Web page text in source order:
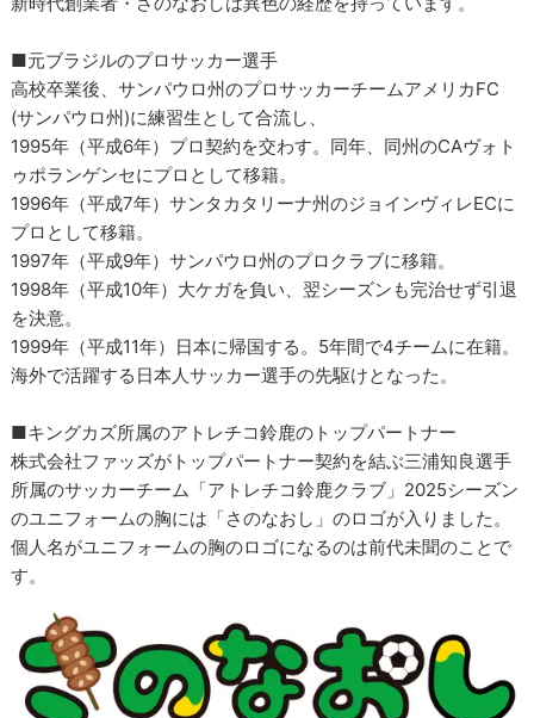
■元ブラジルのプロサッカー選手
高校卒業後、サンパウロ州のプロサッカーチームアメリカFC
(サンパウロ州)に練習生として合流し、
1995年（平成6年）プロ契約を交わす。同年、同州のCAヴォト
ゥポランゲンセにプロとして移籍。
1996年（平成7年）サンタカタリーナ州のジョインヴィレECに
プロとして移籍。
1997年（平成9年）サンパウロ州のプロクラブに移籍。
1998年（平成10年）大ケガを負い、翌シーズンも完治せず引退
を決意。
1999年（平成11年）日本に帰国する。5年間で4チームに在籍。
海外で活躍する日本人サッカー選手の先駆けとなった。
■キングカズ所属のアトレチコ鈴鹿のトップパートナー
株式会社ファッズがトップパートナー契約を結ぶ三浦知良選手
所属のサッカーチーム「アトレチコ鈴鹿クラブ」2025シーズン
のユニフォームの胸には「さのなおし」のロゴが入りました。
個人名がユニフォームの胸のロゴになるのは前代未聞のことで
す。